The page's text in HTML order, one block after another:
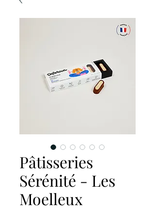
Pâtisseries
Sérénité - Les
Moelleux